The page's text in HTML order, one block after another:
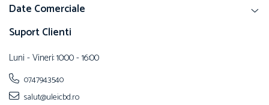
Date Comerciale
Suport Clienti
Luni - Vineri: 10:00 - 16:00
0747943540
salut@uleicbd.ro